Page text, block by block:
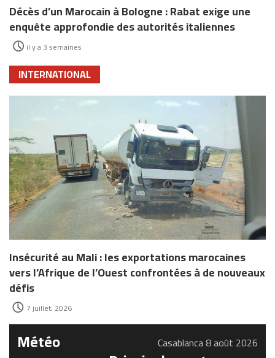
Décès d’un Marocain à Bologne : Rabat exige une
enquête approfondie des autorités italiennes
il y a 3 semaines
INTERNATIONAL
Insécurité au Mali : les exportations marocaines
vers l’Afrique de l’Ouest confrontées à de nouveaux
défis
7 juillet، 2026